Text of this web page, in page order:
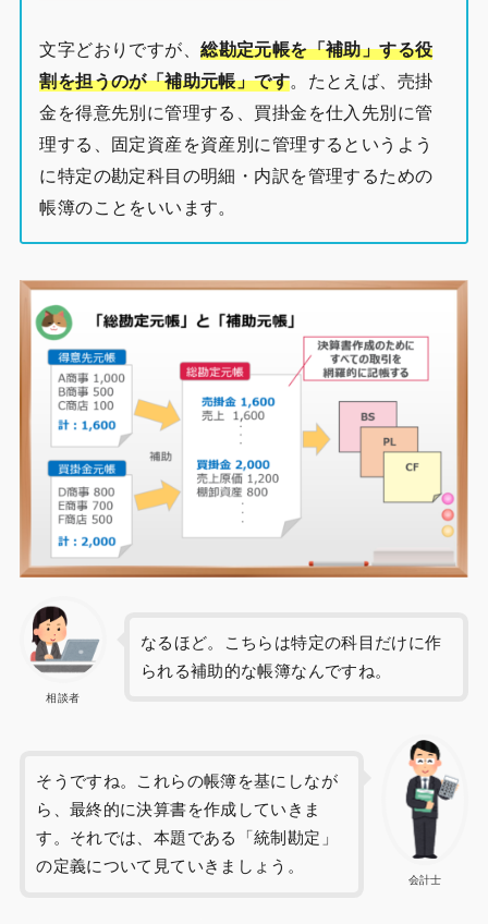
文字どおりですが、総勘定元帳を「補助」する役
割を担うのが「補助元帳」です。たとえば、売掛
金を得意先別に管理する、買掛金を仕入先別に管
理する、固定資産を資産別に管理するというよう
に特定の勘定科目の明細・内訳を管理するための
帳簿のことをいいます。
相談者
なるほど。こちらは特定の科目だけに作
られる補助的な帳簿なんですね。
会計士
そうですね。これらの帳簿を基にしなが
ら、最終的に決算書を作成していきま
す。それでは、本題である「統制勘定」
の定義について見ていきましょう。